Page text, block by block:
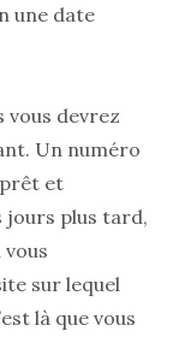
une date
vous devrez
Un numéro
et
jours plus tard,
sur lequel
là que vous